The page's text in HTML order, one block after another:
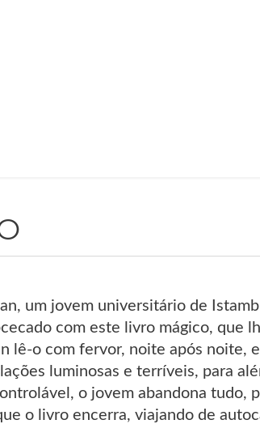
um jovem universitário de
com este livro mágico, que
lê-o com fervor, noite após noite,
luminosas e terríveis, para
o jovem abandona tudo,
o livro encerra, viajando de